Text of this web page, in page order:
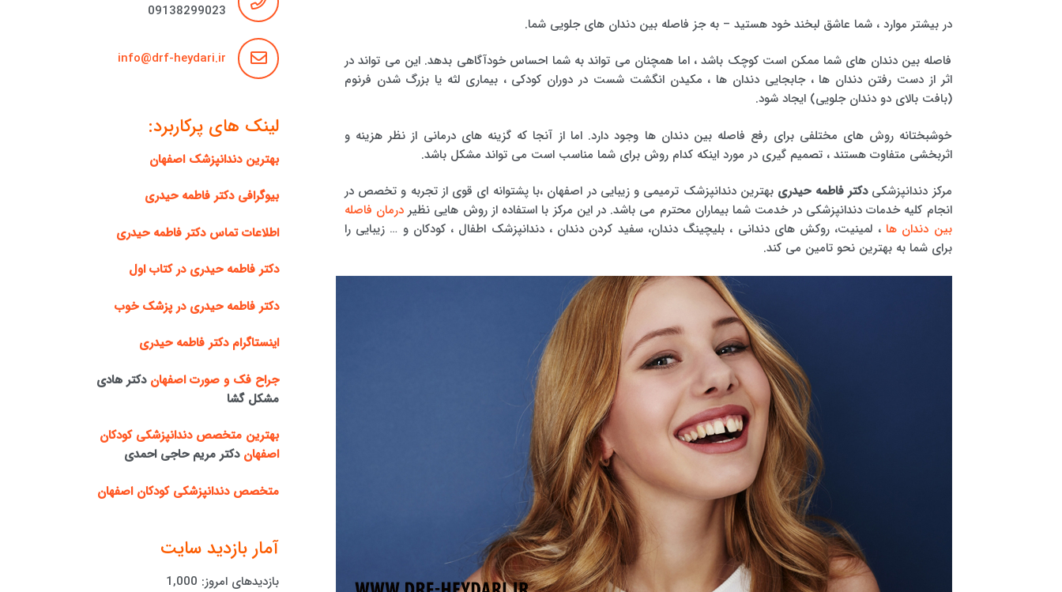
در بیشتر موارد ، شما عاشق لبخند خود هستید – به جز فاصله بین دندان های جلویی شما.
فاصله بین دندان های شما ممکن است کوچک باشد ، اما همچنان می تواند به شما احساس خودآگاهی بدهد. این می تواند در
اثر از دست رفتن دندان ها ، جابجایی دندان ها ، مکیدن انگشت شست در دوران کودکی ، بیماری لثه یا بزرگ شدن فرنوم
(بافت بالای دو دندان جلویی) ایجاد شود.
خوشبختانه روش های مختلفی برای رفع فاصله بین دندان ها وجود دارد. اما از آنجا که گزینه های درمانی از نظر هزینه و
اثربخشی متفاوت هستند ، تصمیم گیری در مورد اینکه کدام روش برای شما مناسب است می تواند مشکل باشد.
مرکز دندانپزشکیدکتر فاطمه حیدری بهترین دندانپزشک ترمیمی و زیبایی در اصفهان ،با پشتوانه ای قوی از تجربه و تخصص در
انجام کلیه خدمات دندانپزشکی در خدمت شما بیماران محترم می باشد. در این مرکز با استفاده از روش هایی نظیردرمان فاصله
بین دندان ها ، لمینیت، روکش های دندانی ، بلیچینگ دندان، سفید کردن دندان ، دندانپزشک اطفال ، کودکان و … زیبایی را
برای شما به بهترین نحو تامین می کند.
09138299023
info@drf-heydari.ir
لینک های پرکاربرد:
بهترین دندانپزشک اصفهان
بیوگرافی دکتر فاطمه حیدری
اطلاعات تماس دکتر فاطمه حیدری
دکتر فاطمه حیدری در کتاب اول
دکتر فاطمه حیدری در پزشک خوب
اینستاگرام دکتر فاطمه حیدری
جراح فک و صورت اصفهان دکتر هادی
مشکل گشا
بهترین متخصص دندانپزشکی کودکان
اصفهان دکتر مریم حاجی احمدی
متخصص دندانپزشکی کودکان اصفهان
آمار بازدید سایت
بازدیدهای امروز: 1,000